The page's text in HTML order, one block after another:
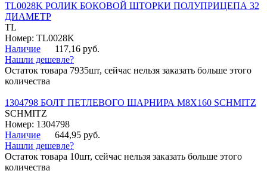
TL0028K РОЛИК БОКОВОЙ ШТОРКИ ПОЛУПРИЦЕПА 32
ДИАМЕТР
TL
Номер: TL0028K
Наличие
117,16 руб.
Нашли дешевле?
Остаток товара 7935шт, сейчас нельзя заказать больше этого
количества
1304798 БОЛТ ПЕТЛЕВОГО ШАРНИРА М8Х160 SCHMITZ
SCHMITZ
Номер: 1304798
Наличие
644,95 руб.
Нашли дешевле?
Остаток товара 10шт, сейчас нельзя заказать больше этого
количества